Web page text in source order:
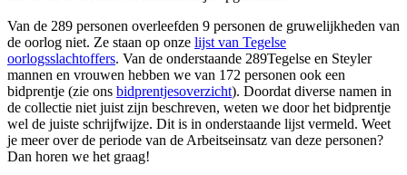
Van de 289 personen overleefden 9 personen de gruwelijkheden van
de oorlog niet. Ze staan op onze lijst van Tegelse
oorlogsslachtoffers. Van de onderstaande 289Tegelse en Steyler
mannen en vrouwen hebben we van 172 personen ook een
bidprentje (zie ons bidprentjesoverzicht). Doordat diverse namen in
de collectie niet juist zijn beschreven, weten we door het bidprentje
wel de juiste schrijfwijze. Dit is in onderstaande lijst vermeld. Weet
je meer over de periode van de Arbeitseinsatz van deze personen?
Dan horen we het graag!